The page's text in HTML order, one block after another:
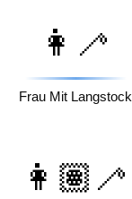
👩‍🦯
Frau Mit Langstock
👩🏽‍🦯